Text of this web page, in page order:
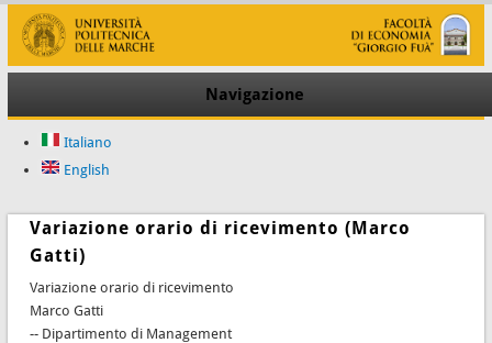
Navigazione
Italiano
English
Variazione orario di ricevimento (Marco
Gatti)
Variazione orario di ricevimento
Marco Gatti
-- Dipartimento di Management